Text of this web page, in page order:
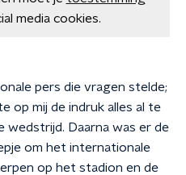
media cookies.
pers die vragen stelde;
op mij de indruk alles al te
Daarna was er de
om het internationale
op het stadion en de